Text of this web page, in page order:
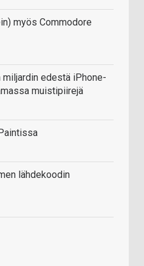
myös Commodore
miljardin edestä iPhone-
muistipiirejä
lähdekoodin